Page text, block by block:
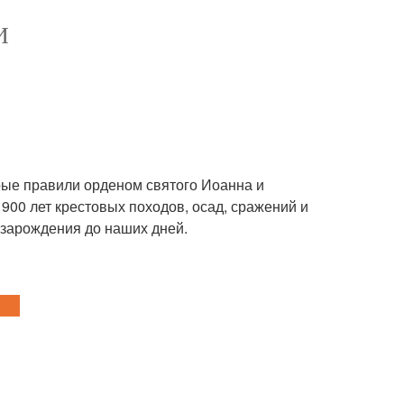
правили орденом святого Иоанна и
лет крестовых походов, осад, сражений и
до наших дней.